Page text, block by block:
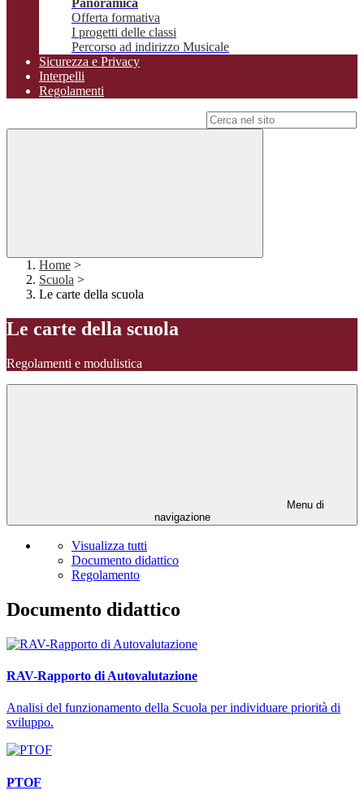
Panoramica
Offerta formativa
I progetti delle classi
Percorso ad indirizzo Musicale
Sicurezza e Privacy
Interpelli
Regolamenti
Home >
Scuola >
Le carte della scuola
Le carte della scuola
Regolamenti e modulistica
Menu di
navigazione
Visualizza tutti
Documento didattico
Regolamento
Documento didattico
RAV-Rapporto di Autovalutazione
Analisi del funzionamento della Scuola per individuare priorità di
sviluppo.
PTOF